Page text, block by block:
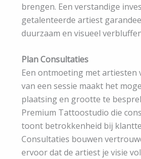
brengen. Een verstandige
getalenteerde artiest
duurzaam en visueel
Plan Consultaties
Een ontmoeting met artiesten
van een sessie maakt het
plaatsing en grootte te
Premium Tattoostudio die
toont betrokkenheid bij
Consultaties bouwen
ervoor dat de artiest je visie